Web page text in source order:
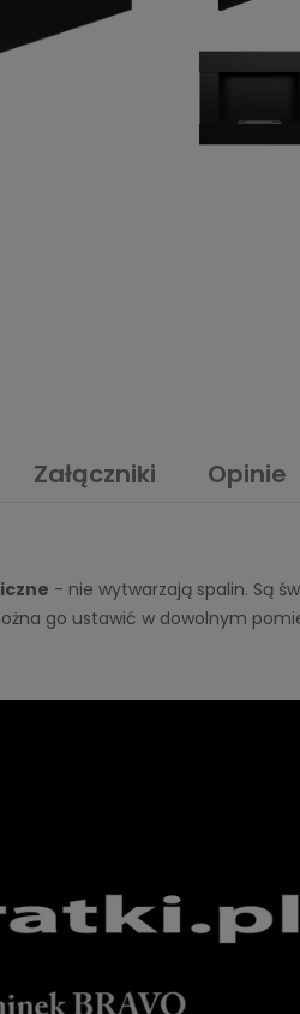
Załączniki Opinie
- nie wytwarzają spalin. Są
go ustawić w dowolnym